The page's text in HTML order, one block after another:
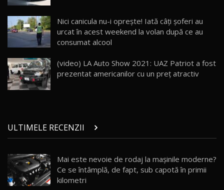
25
mai Exclusiv și Puternic Defender Testat în
Moldova
32:21
26
AutoBlog.MD
10:57
28
Noul Geely Monjaro 2025! Mai ieftin și mai
dotat / Test Drive AutoBlog.MD
29
ZEEKR 9X - PRIMUL TEST DRIVE ÎN ROMÂNĂ!
CUM SE CONDUCE?
33:40
Nici canicula nu-i opreşte! Iată câţi şoferi au
urcat în acest weekend la volan după ce au
consumat alcool
(video) LA Auto Show 2021: UAZ Patriot a fost
prezentat americanilor cu un preţ atractiv
ULTIMELE RECENZII
Mai este nevoie de rodaj la mașinile moderne?
Ce se întâmplă, de fapt, sub capotă în primii
kilometri